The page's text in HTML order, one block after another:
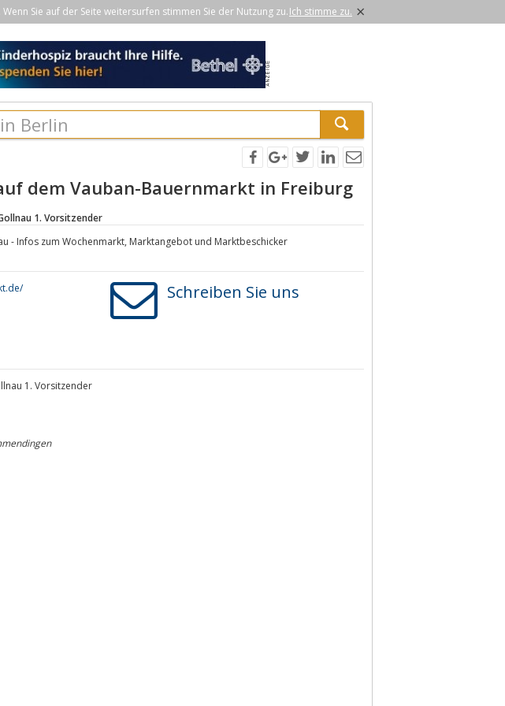
Sie auf der Seite weitersurfen stimmen Sie der Nutzung zu.Ich stimme zu. ×
dem Vauban-Bauernmarkt in Freiburg
1. Vorsitzender
- Infos zum Wochenmarkt, Marktangebot und Marktbeschicker
Schreiben Sie uns
1. Vorsitzender